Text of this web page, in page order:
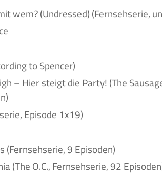
wem? (Undressed) (Fernsehserie,
to Spencer)
– Hier steigt die Party! (The
Episode 1x19)
(Fernsehserie, 9 Episoden)
(The O.C., Fernsehserie, 92